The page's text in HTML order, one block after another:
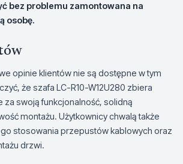
bez problemu zamontowana na
osobę.
opinie klientów nie są dostępne w tym
że szafa LC-R10-W12U280 zbiera
swoją funkcjonalność, solidną
montażu. Użytkownicy chwalą także
stosowania przepustów kablowych oraz
drzwi.